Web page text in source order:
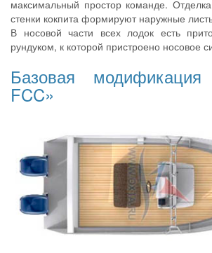
максимальный простор команде.
стенки кокпита формируют наружные
В носовой части всех лодок есть
рундуком, к которой пристроено носовое
Базовая
FCC»